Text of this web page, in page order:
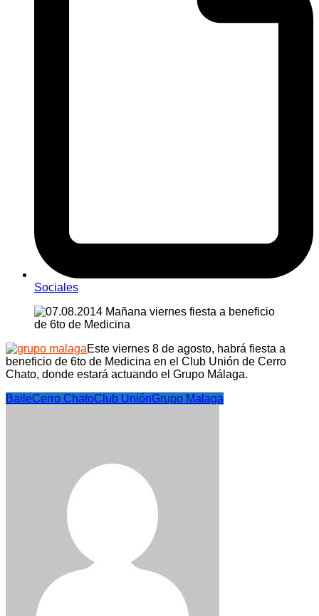
Sociales
Este viernes 8 de agosto, habrá fiesta a
beneficio de 6to de Medicina en el Club Unión de Cerro
Chato, donde estará actuando el Grupo Málaga.
BaileCerro ChatoClub UniónGrupo Malaga